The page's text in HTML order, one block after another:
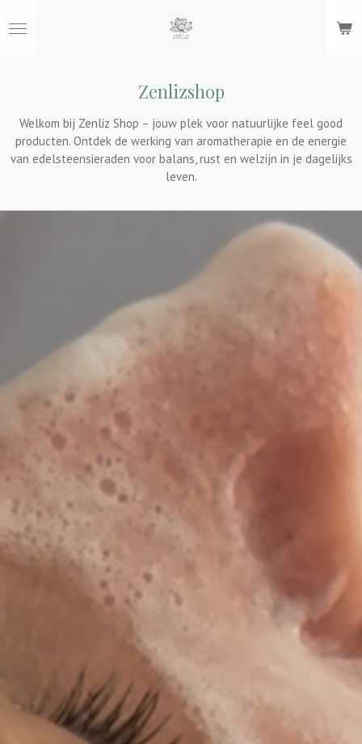
direct
Zenlizshop
Welkom bij Zenliz Shop – jouw plek voor natuurlijke feel good
producten. Ontdek de werking van aromatherapie en de energie
van edelsteensieraden voor balans, rust en welzijn in je dagelijks
leven.